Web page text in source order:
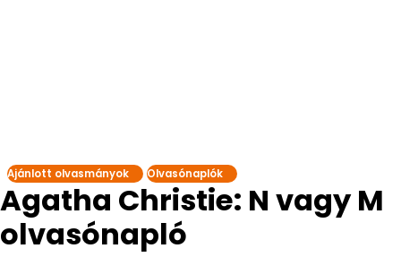
Ajánlott olvasmányok Olvasónaplók
Agatha Christie: N vagy M
olvasónapló